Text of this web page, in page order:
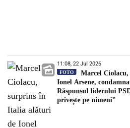
11:08, 22 Jul 2026
FOTO
Marcel
Ionel Arsene,
Răspunsul liderului
privește pe nimeni”